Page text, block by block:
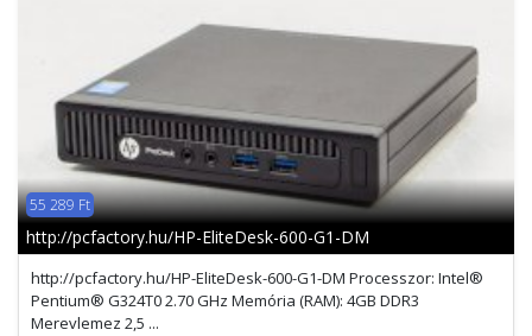
55 289 Ft
http://pcfactory.hu/HP-EliteDesk-600-G1-DM
http://pcfactory.hu/HP-EliteDesk-600-G1-DM Processzor: Intel®
Pentium® G324T0 2.70 GHz Memória (RAM): 4GB DDR3
Merevlemez 2,5 ...